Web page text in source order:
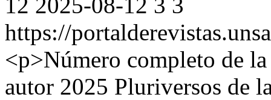
https://
<p>Número completo de
autor 2025 Pluriversos de